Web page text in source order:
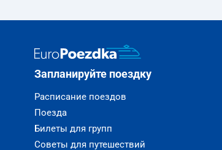
Запланируйте поездку
Расписание поездов
Поезда
Билеты для групп
Советы для путешествий